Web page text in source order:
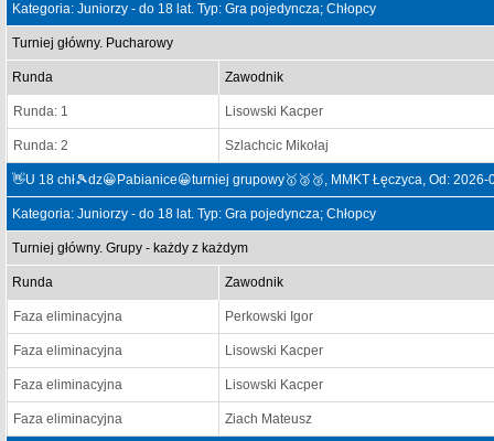
Kategoria: Juniorzy - do 18 lat. Typ: Gra pojedyncza; Chłopcy
Turniej główny. Pucharowy
Runda Zawodnik
Runda: 1 Lisowski Kacper
Runda: 2 Szlachcic Mikołaj
👋U 18 chł🎾dz😀Pabianice😀turniej grupowy🥇🥈🥉, MMKT Łęczyca, Od:
Kategoria: Juniorzy - do 18 lat. Typ: Gra pojedyncza; Chłopcy
Turniej główny. Grupy - każdy z każdym
Runda Zawodnik
Faza eliminacyjna Perkowski Igor
Faza eliminacyjna Lisowski Kacper
Faza eliminacyjna Lisowski Kacper
Faza eliminacyjna Ziach Mateusz